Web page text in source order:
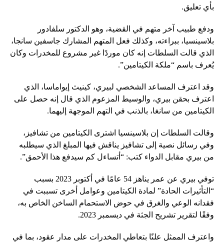
بأي تعليق.
ودفع طبيب آخر متهم في القضية، وهو الدكتور سلفادور
بلاسينسيا، ببراءته، وكذلك فعل المتهم المشارك جاسفين سانجا،
الذي قالت السلطات إنه كان موردًا غير مشروع للمخدرات وكان
يُعرف باسم “ملكة الكيتامين”.
وقد اعترف المساعد الشخصي لبيري، كينيث إيواماسا، الذي
اعترف بحقن بيري، والوسيط المزعوم الذي قال إنه حصل على
الكيتامين من سانغا، بالذنب في التهم الموجهة إليهما.
وقالت السلطات إن بلاسينسيا اشترى الكيتامين من تشافيز،
وفي رسائل نصية إلى تشافيز يناقش فيها المبلغ الذي سيطلبه
من بيري مقابل الدواء كتب: “أتساءل كم سيدفع هذا الأحمق”.
توفي بيري عن عمر يناهز 54 عامًا في أكتوبر 2023 بسبب
“التأثيرات الحادة” لمادة الكيتامين وعوامل أخرى تسببت في
فقدانه الوعي والغرق في حوض الاستحمام الساخن الخاص به،
وفقًا لتقرير تشريح الجثة في ديسمبر 2023.
واعترف الممثل علنًا بتعاطي المخدرات على مدار عقود، بما في